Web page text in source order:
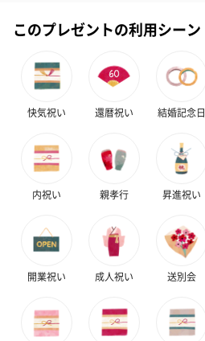
このプレゼントの利用シーン
快気祝い 還暦祝い 結婚記念日
内祝い 親孝行 昇進祝い
開業祝い 成人祝い 送別会